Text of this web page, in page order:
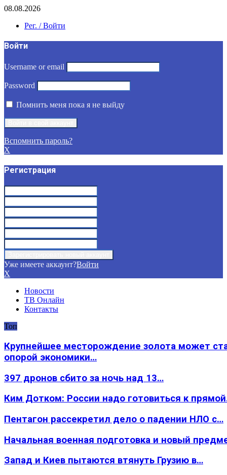
08.08.2026
Рег. / Войти
Войти
Username or email
Password
Помнить меня пока я не выйду
Вспомнить пароль?
X
Регистрация
Уже имеете аккаунт?Войти
X
Новости
ТВ Онлайн
Контакты
Топ
Крупнейшее месторождение золота может
опорой экономики…
397 дронов сбито за ночь над 13…
Ким Дотком: России надо готовиться к
Пентагон рассекретил дело о падении НЛО с…
Начальная военная подготовка и новый
Запад и Киев пытаются втянуть Грузию в…